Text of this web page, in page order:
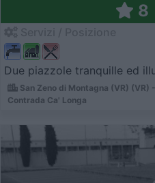
8
Due piazzole tranquille ed
San Zeno di Montagna (VR) (VR)
Contrada Ca' Longa